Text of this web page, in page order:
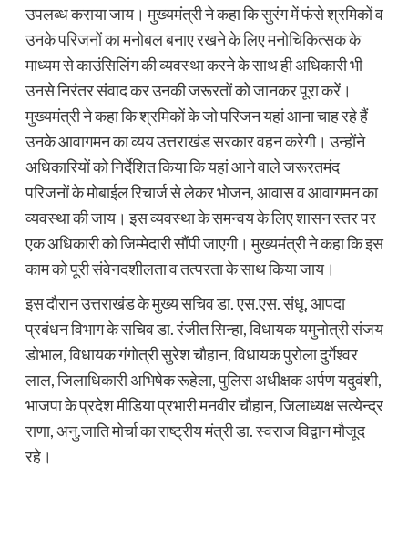
उपलब्ध कराया जाय। मुख्यमंत्री ने कहा कि सुरंग में फंसे श्रमिकों व
उनके परिजनों का मनोबल बनाए रखने के लिए मनोचिकित्सक के
माध्यम से काउंसिलिंग की व्यवस्था करने के साथ ही अधिकारी भी
उनसे निरंतर संवाद कर उनकी जरूरतों को जानकर पूरा करें।
मुख्यमंत्री ने कहा कि श्रमिकों के जो परिजन यहां आना चाह रहे हैं
उनके आवागमन का व्यय उत्तराखंड सरकार वहन करेगी। उन्होंने
अधिकारियों को निर्देशित किया कि यहां आने वाले जरूरतमंद
परिजनों के मोबाईल रिचार्ज से लेकर भोजन, आवास व आवागमन का
व्यवस्था की जाय। इस व्यवस्था के समन्वय के लिए शासन स्तर पर
एक अधिकारी को जिम्मेदारी सौंपी जाएगी। मुख्यमंत्री ने कहा कि इस
काम को पूरी संवेनदशीलता व तत्परता के साथ किया जाय।
इस दौरान उत्तराखंड के मुख्य सचिव डा. एस.एस. संधू, आपदा
प्रबंधन विभाग के सचिव डा. रंजीत सिन्हा, विधायक यमुनोत्री संजय
डोभाल, विधायक गंगोत्री सुरेश चौहान, विधायक पुरोला दुर्गेश्वर
लाल, जिलाधिकारी अभिषेक रूहेला, पुलिस अधीक्षक अर्पण यदुवंशी,
भाजपा के प्रदेश मीडिया प्रभारी मनवीर चौहान, जिलाध्यक्ष सत्येन्द्र
राणा, अनु.जाति मोर्चा का राष्ट्रीय मंत्री डा. स्वराज विद्वान मौजूद
रहे।